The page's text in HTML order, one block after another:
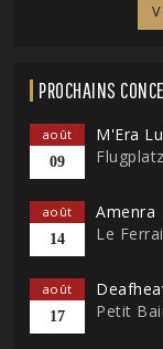
PROCHAINS
août
09
M'Era
août
14
Amenra
Le
août
17
Petit